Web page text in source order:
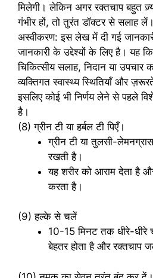
मिलेगी। लेकिन अगर रक्तचाप बहुत
गंभीर हों, तो तुरंत डॉक्टर से सलाह लें।
अस्वीकरण: इस लेख में दी गई
जानकारी के उद्देश्यों के लिए है। यह
चिकित्सीय सलाह, निदान या
व्यक्तिगत स्वास्थ्य स्थितियाँ और
इसलिए कोई भी निर्णय लेने से पहले
है।
(8) ग्रीन टी या हर्बल टी पिएँ।
ग्रीन टी या तुलसी-
रखती है।
यह शरीर को आराम देता है
करता है।
(9) हल्के से चलें
10-15 मिनट तक धीरे-
बेहतर होता है और रक्तचाप